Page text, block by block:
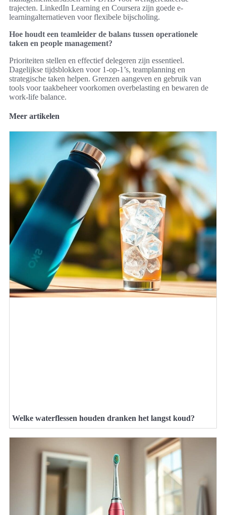
trajecten. LinkedIn Learning en Coursera zijn goede e-
learningalternatieven voor flexibele bijscholing.
Hoe houdt een teamleider de balans tussen operationele
taken en people management?
Prioriteiten stellen en effectief delegeren zijn essentieel.
Dagelijkse tijdsblokken voor 1-op-1’s, teamplanning en
strategische taken helpen. Grenzen aangeven en gebruik van
tools voor taakbeheer voorkomen overbelasting en bewaren de
work-life balance.
Meer artikelen
Welke waterflessen houden dranken het langst koud?